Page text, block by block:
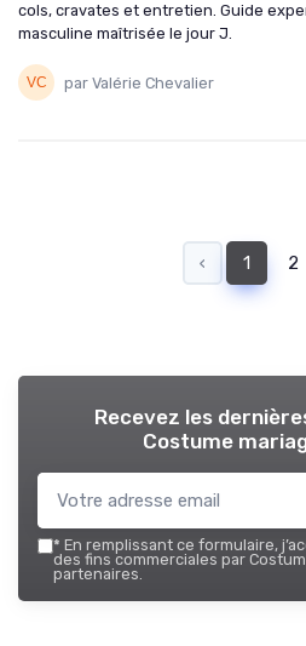
cols, cravates et entretien. Guide
masculine maîtrisée le jour J.
par Valérie Chevalier
‹ 1 2
Recevez les
Costume
* En remplissant ce formulaire,
des fins commerciales par
partenaires.